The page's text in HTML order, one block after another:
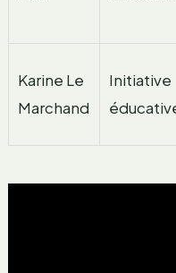
Karine Le
Marchand
Initiative